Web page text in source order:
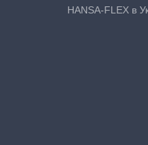
HANSA-FLEX в